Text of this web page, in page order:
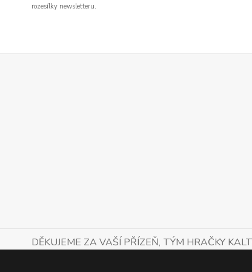
rozesílky newsletteru.
DĚKUJEME ZA VAŠÍ PŘÍZEŇ, TÝM HRAČKY